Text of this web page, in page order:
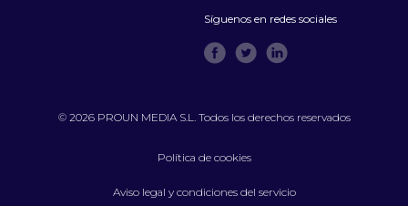
Síguenos en redes sociales
© 2026 PROUN MEDIA S.L. Todos los derechos reservados
Política de cookies
Aviso legal y condiciones del servicio